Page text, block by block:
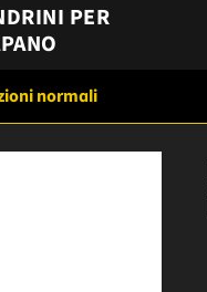
PER
normali